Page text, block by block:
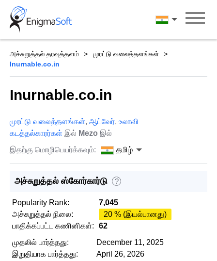
Skip
content
தமிழ்
அச்சுறுத்தல் தரவுத்தளம்
முரட்டு வலைத்தளங்கள்
Inurnable.co.in
Inurnable.co.in
முரட்டு வலைத்தளங்கள், ஆட்வேர், உலாவி
கடத்தல்காரர்கள் இல் Mezo இல்
இதற்கு மொழிபெயர்க்கவும்:
தமிழ்
அச்சுறுத்தல் ஸ்கோர்கார்டு ?
Popularity Rank:
7,045
அச்சுறுத்தல் நிலை:
20 % (இயல்பானது)
பாதிக்கப்பட்ட கணினிகள்:
62
முதலில் பார்த்தது:
December 11, 2025
இறுதியாக பார்த்தது:
April 26, 2026